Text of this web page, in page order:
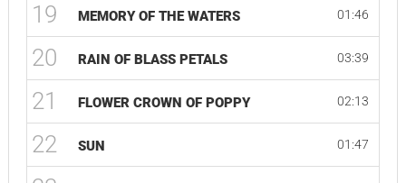
19 MEMORY OF THE WATERS 01:46
20 RAIN OF BLASS PETALS 03:39
21 FLOWER CROWN OF POPPY 02:13
22 SUN 01:47